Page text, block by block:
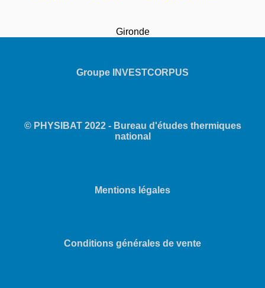
Gironde
Groupe INVESTCORPUS
© PHYSIBAT 2022 - Bureau d'études thermiques
national
Mentions légales
Conditions générales de vente